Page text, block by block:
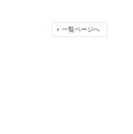
一覧ページへ